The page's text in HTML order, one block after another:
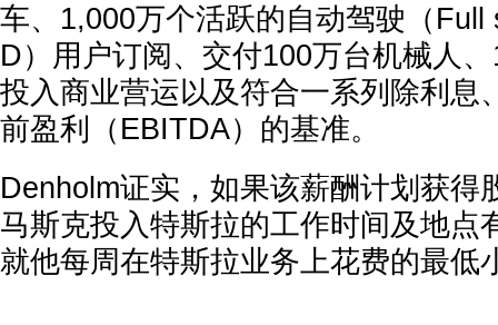
车、1,000万个活跃的自动驾驶（Full
D）用户订阅、交付100万台机械人
投入商业营运以及符合一系列除利息
前盈利（EBITDA）的基准。
Denholm证实，如果该薪酬计划获得
马斯克投入特斯拉的工作时间及地点
就他每周在特斯拉业务上花费的最低